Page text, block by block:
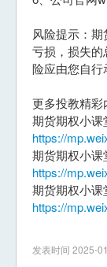
风险提示：
亏损，损失
险应由您自行
更多投教精彩
期货期权小
https://
期货期权小
https://
期货期权小
https://
发表时间 2025-